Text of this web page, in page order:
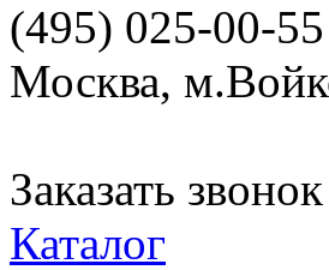
(495) 025-00-55
Москва,
Заказать звонок
Каталог